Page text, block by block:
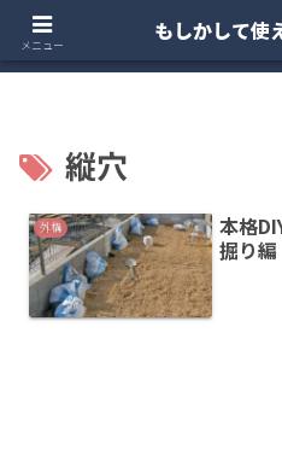
ホーム
縦穴
外構
本格
掘り編
メニュー
もしかして使